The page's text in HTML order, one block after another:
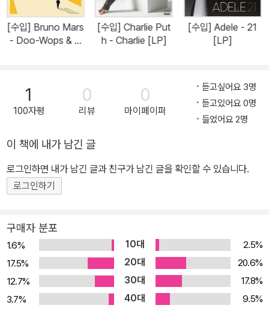
[수입] Bruno Mars
- Doo-Wops & H
[수입] Charlie Put
h - Charlie [LP]
[수입] Adele - 21
[LP]
1
100자평
0
리뷰
0
마이페이퍼
듣고싶어요 3명
듣고있어요 0명
들었어요 2명
이 책에 내가 남긴 글
로그인하면 내가 남긴 글과 친구가 남긴 글을 확인할 수 있습니다.
로그인하기
구매자 분포
1.6% 10대
2.5%
17.5%
20대
20.6%
12.7%
30대
17.8%
3.7%
40대
9.5%